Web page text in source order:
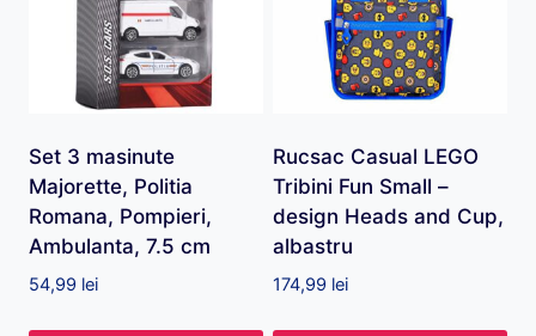
Set 3 masinute
Majorette, Politia
Romana, Pompieri,
Ambulanta, 7.5 cm
54,99 lei
Rucsac Casual LEGO
Tribini Fun Small –
design Heads and Cup,
albastru
174,99 lei